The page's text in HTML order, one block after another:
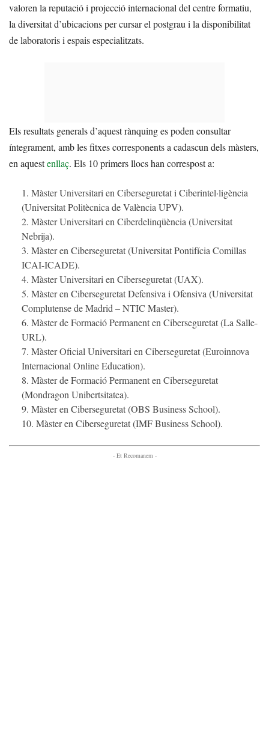
valoren la reputació i projecció internacional del centre formatiu,
la diversitat d’ubicacions per cursar el postgrau i la disponibilitat
de laboratoris i espais especialitzats.
Els resultats generals d’aquest rànquing es poden consultar
íntegrament, amb les fitxes corresponents a cadascun dels màsters,
en aquestenllaç. Els 10 primers llocs han correspost a:
Màster Universitari en Ciberseguretat i Ciberintel·ligència
(Universitat Politècnica de València UPV).
Màster Universitari en Ciberdelinqüència (Universitat
Nebrija).
Màster en Ciberseguretat (Universitat Pontifícia Comillas
ICAI-ICADE).
Màster Universitari en Ciberseguretat (UAX).
Màster en Ciberseguretat Defensiva i Ofensiva (Universitat
Complutense de Madrid – NTIC Master).
Màster de Formació Permanent en Ciberseguretat (La Salle-
URL).
Màster Oficial Universitari en Ciberseguretat (Euroinnova
Internacional Online Education).
Màster de Formació Permanent en Ciberseguretat
(Mondragon Unibertsitatea).
Màster en Ciberseguretat (OBS Business School).
Màster en Ciberseguretat (IMF Business School).
- Et Recomanem -